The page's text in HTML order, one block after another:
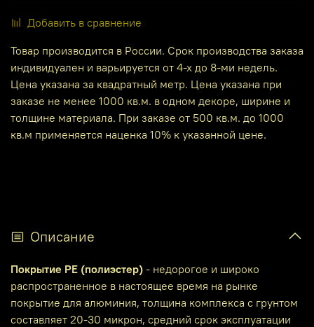
Добавить в сравнение
Товар производится в России. Срок производства заказа
индивидуален и варьируется от 4-х до 8-ми недель.
Цена указана за квадратный метр. Цена указана при
заказе не менее 1000 кв.м. в одном декоре, ширине и
толщине материала. При заказе от 500 кв.м. до 1000
кв.м применяется наценка 10% к указанной цене.
Описание
Покрытие PE (полиэстер) - недорогое и широко
распространенное в настоящее время на рынке
покрытие для алюминия, толщина комплекса с грунтом
составляет 20-30 микрон, средний срок эксплуатации